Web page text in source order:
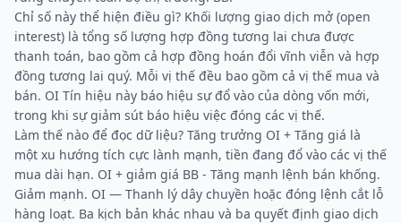
Chỉ số này thể hiện điều gì? Khối lượng giao dịch mở (open
interest) là tổng số lượng hợp đồng tương lai chưa được
thanh toán, bao gồm cả hợp đồng hoán đổi vĩnh viễn và hợp
đồng tương lai quý. Mỗi vị thế đều bao gồm cả vị thế mua và
bán. OI Tín hiệu này báo hiệu sự đổ vào của dòng vốn mới,
trong khi sự giảm sút báo hiệu việc đóng các vị thế.
Làm thế nào để đọc dữ liệu? Tăng trưởng OI + Tăng giá là
một xu hướng tích cực lành mạnh, tiền đang đổ vào các vị thế
mua dài hạn. OI + giảm giá BB - Tăng mạnh lệnh bán khống.
Giảm mạnh. OI — Thanh lý dây chuyền hoặc đóng lệnh cắt lỗ
hàng loạt. Ba kịch bản khác nhau và ba quyết định giao dịch